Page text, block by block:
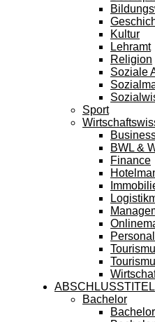
Kultur
Lehramt
Religion
Soziale
Sport
BWL &
Finance
ABSCHLUSSTITEL
Bachelor